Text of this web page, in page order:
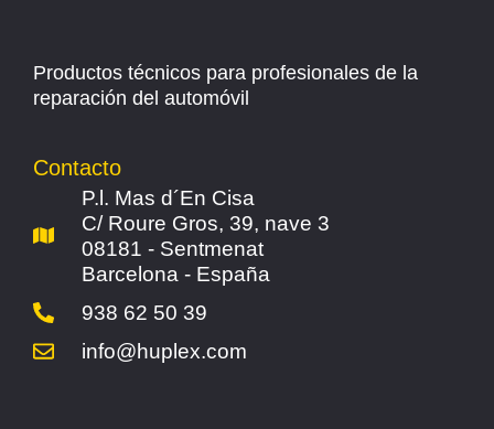
Productos técnicos para profesionales de la
reparación del automóvil
Contacto
P.l. Mas d´En Cisa
C/ Roure Gros, 39, nave 3
08181 - Sentmenat
Barcelona - España
938 62 50 39
info@huplex.com